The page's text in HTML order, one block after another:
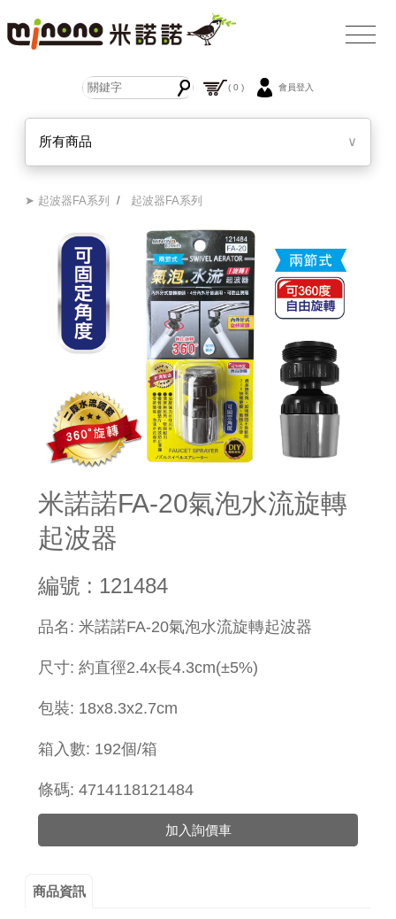
( 0 ) 會員登入
所有商品 ∨
➤ 起波器FA系列 / 起波器FA系列
米諾諾FA-20氣泡水流旋轉
起波器
編號 : 121484
​品名: 米諾諾FA-20氣泡水流旋轉起波器
尺寸: 約直徑2.4x長4.3cm(±5%)
包裝: 18x8.3x2.7cm
箱入數: 192個/箱
條碼: 4714118121484
加入詢價車
商品資訊